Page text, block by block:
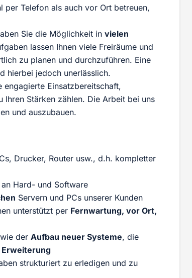
per Telefon als auch vor Ort betreuen,
Sie die Möglichkeit in vielen
lassen Ihnen viele Freiräume und
zu planen und durchzuführen. Eine
hierbei jedoch unerlässlich.
engagierte Einsatzbereitschaft,
Stärken zählen. Die Arbeit bei uns
und auszubauen.
Drucker, Router usw., d.h. kompletter
an Hard- und Software
Servern und PCs unserer Kunden
unterstützt per Fernwartung, vor Ort,
der Aufbau neuer Systeme, die
Erweiterung
strukturiert zu erledigen und zu